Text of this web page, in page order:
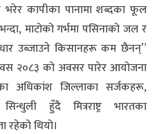
भरेर कापीका पानामा शब्दका फूल
माटोको गर्भमा पसिनाको जल र
उब्जाउने किसानहरू कम छैनन्”
२०८३ को अवसर पारेर आयोजना
अधिकांश जिल्लाका सर्जकहरू,
हुँदै मित्रराष्ट्र भारतका
रहेको थियो।